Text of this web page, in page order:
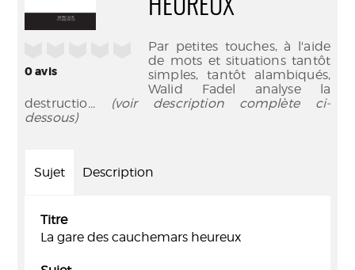
0avis
HEUREUX
Par petites touches, à l'aide
de mots et situations tantôt
simples, tantôt alambiqués,
Walid Fadel analyse la
destructio... (voir description complète ci-
dessous)
Sujet Description
Titre
La gare des cauchemars heureux